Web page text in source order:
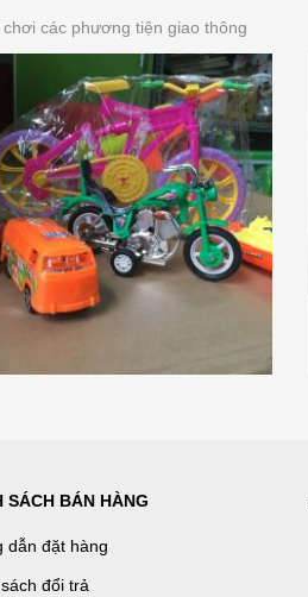
các phương tiện giao thông
SÁCH BÁN HÀNG
dẫn đặt hàng
đổi trả